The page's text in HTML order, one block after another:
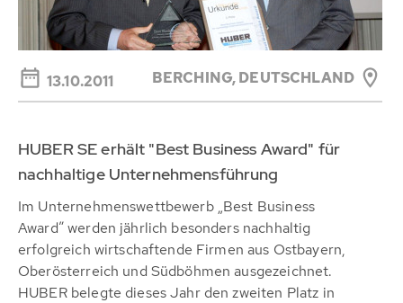
13.10.2011 BERCHING,DEUTSCHLAND
HUBER SE erhält "Best Business Award" für
nachhaltige Unternehmensführung
Im Unternehmenswettbewerb „Best Business
Award” werden jährlich besonders nachhaltig
erfolgreich wirtschaftende Firmen aus Ostbayern,
Oberösterreich und Südböhmen ausgezeichnet.
HUBER belegte dieses Jahr den zweiten Platz in